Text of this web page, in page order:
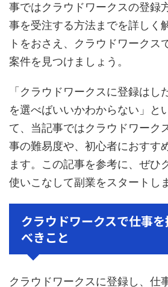
事ではクラウドワークスの登録
事を受注する方法までを詳しく
トをおさえ、クラウドワークス
案件を見つけましょう。
「クラウドワークスに登録はし
を選べばいいかわからない」と
て、当記事ではクラウドワーク
事の難易度や、初心者におすす
ます。この記事を参考に、ぜひ
使いこなして副業をスタートし
クラウドワークスで仕事
べきこと
クラウドワークスに登録し、仕